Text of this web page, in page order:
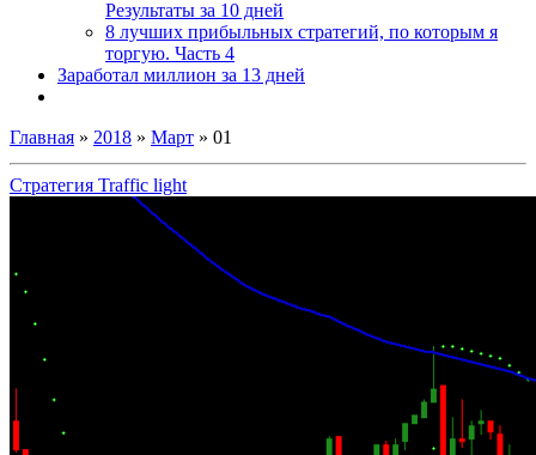
Результаты за 10 дней
8 лучших прибыльных стратегий, по которым я
торгую. Часть 4
Заработал миллион за 13 дней
Главная » 2018 » Март » 01
Стратегия Traffic light